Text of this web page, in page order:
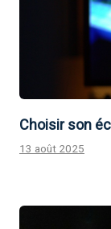
Choisir son
13 août 2025